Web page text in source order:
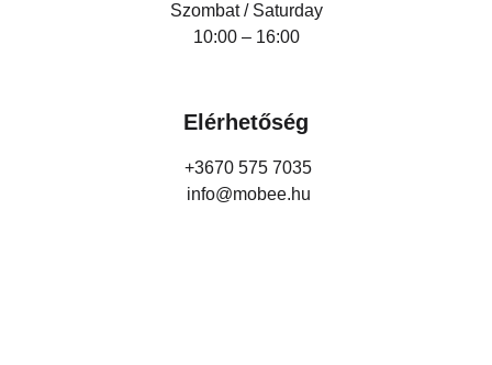
Szombat / Saturday
10:00 – 16:00
Elérhetőség
+3670 575 7035
info@mobee.hu